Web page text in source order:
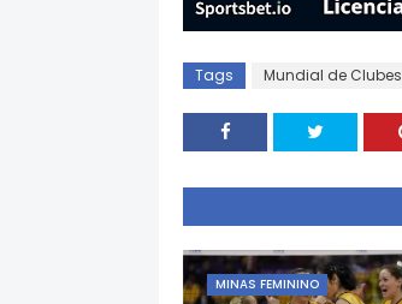
Tags Mundial de Clubes
MINAS FEMININO